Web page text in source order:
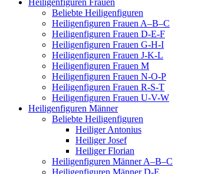
Heiligenfiguren Frauen
Beliebte Heiligenfiguren
Heiligenfiguren Frauen A–B–C
Heiligenfiguren Frauen D-E-F
Heiligenfiguren Frauen G-H-I
Heiligenfiguren Frauen J-K-L
Heiligenfiguren Frauen M
Heiligenfiguren Frauen N-O-P
Heiligenfiguren Frauen R-S-T
Heiligenfiguren Frauen U-V-W
Heiligenfiguren Männer
Beliebte Heiligenfiguren
Heiliger Antonius
Heiliger Josef
Heiliger Florian
Heiligenfiguren Männer A–B–C
Heiligenfiguren Männer D-E